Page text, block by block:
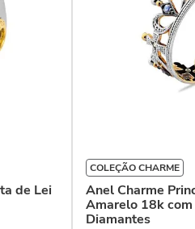
de Lei
COLEÇÃO CHARME
Anel Charme
Amarelo 18k com
Diamantes